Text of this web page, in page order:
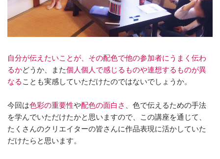
自分が伝えたいことが、その配色で他の参加者にうまく伝わ
るかどうか、また個人個人で感じるものや連想するものが異
なる ことも実感していただけたのではないでしょうか。
今回は色彩の重要性や配色の面白さ
、色で伝えるための手法
を学んでいただけたかと思いますので、この講座を通じて、
たくさんのクリエイターの皆さんに作品表現に活かしていた
だけたらと思います。